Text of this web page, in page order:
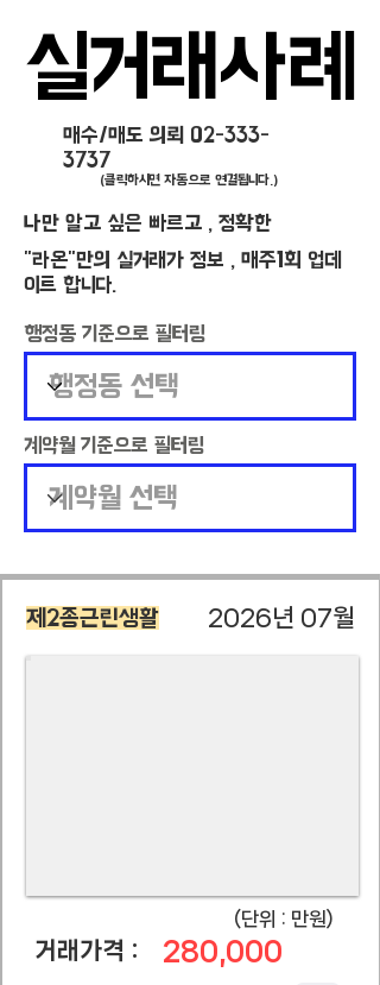
실거래사례
실거래사례
​매수/매도 의뢰 02-333-
3737
(클릭하시면 자동으로 연결됩니다.)
나만 알고 싶은 빠르고 , 정확한
"라온"만의 실거래가 정보 , 매주1회 업데
이트 합니다.
행정동 기준으로 필터링
계약월 기준으로 필터링
제2종근린생활 2026년 07월
​(단위 : 만원)
​거래가격 : 280,000